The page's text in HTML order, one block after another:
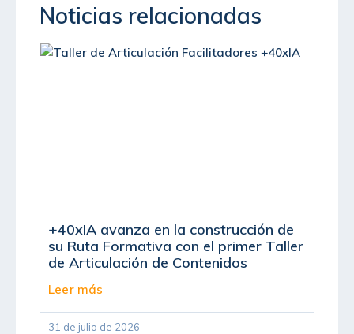
Noticias relacionadas
+40xIA avanza en la construcción de
su Ruta Formativa con el primer Taller
de Articulación de Contenidos
Leer más
31 de julio de 2026